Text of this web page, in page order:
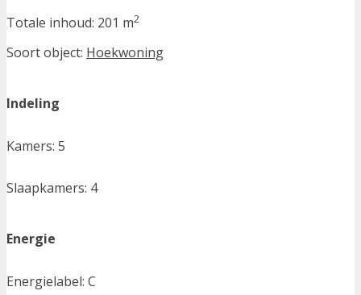
Totale inhoud: 201 m2
Soort object: Hoekwoning
Indeling
Kamers: 5
Slaapkamers: 4
Energie
Energielabel: C